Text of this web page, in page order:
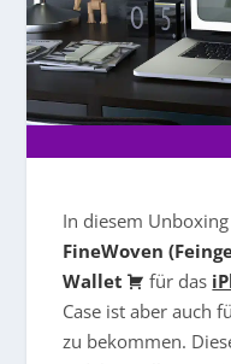
In diesem
FineWoven
Wallet
für das
Case ist aber auch
zu bekommen.